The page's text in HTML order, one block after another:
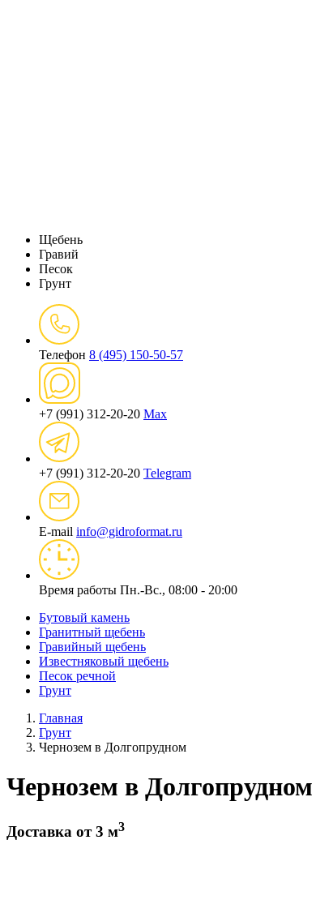
Щебень
Гравий
Песок
Грунт
Телефон 8 (495) 150-50-57
+7 (991) 312-20-20 Max
+7 (991) 312-20-20 Telegram
E-mail info@gidroformat.ru
Время работы Пн.-Вс., 08:00 - 20:00
Бутовый камень
Гранитный щебень
Гравийный щебень
Известняковый щебень
Песок речной
Грунт
Главная
Грунт
Чернозем в Долгопрудном
Чернозем в Долгопрудном
Доставка от 3 м3